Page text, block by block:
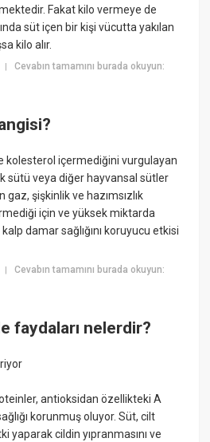
Fakat kilo vermeye de
süt içen bir kişi vücutta yakılan
kilo alır.
|Cevabın tamamını burada okuyun:
kolesterol içermediğini vurgulayan
sütü veya diğer hayvansal sütler
şişkinlik ve hazımsızlık
için ve yüksek miktarda
damar sağlığını koruyucu etkisi
|Cevabın tamamını burada okuyun:
faydaları nelerdir?
antioksidan özellikteki A
korunmuş oluyor. Süt, cilt
yaparak cildin yıpranmasını ve